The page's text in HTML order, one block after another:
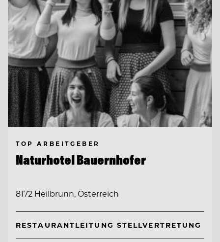
TOP ARBEITGEBER
Naturhotel Bauernhofer
8172 Heilbrunn, Österreich
RESTAURANTLEITUNG STELLVERTRETUNG